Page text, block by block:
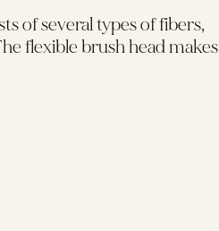
of several types of fibers,
flexible brush head makes